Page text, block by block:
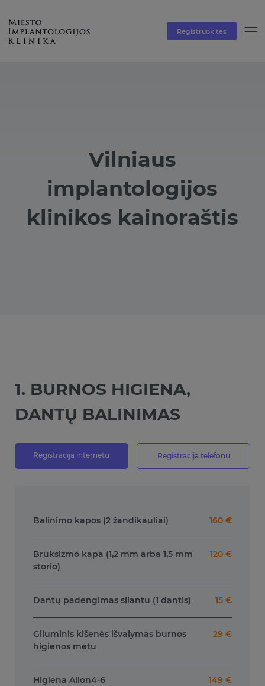
Registruokitės
Vilniaus
implantologijos
klinikos kainoraštis
1. BURNOS HIGIENA,
DANTŲ BALINIMAS
Registracija internetu Registracija telefonu
Balinimo kapos (2 žandikauliai) 160 €
Bruksizmo kapa (1,2 mm arba 1,5 mm
storio)
120 €
Dantų padengimas silantu (1 dantis) 15 €
Giluminis kišenės išvalymas burnos
higienos metu
29 €
Higiena Allon4-6 149 €